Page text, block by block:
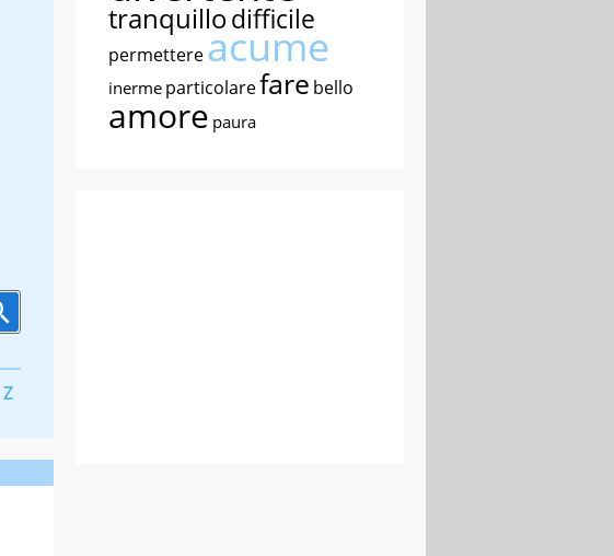
Z
tranquillodifficile
permettereacume
inerme particolarefare bello
amore paura